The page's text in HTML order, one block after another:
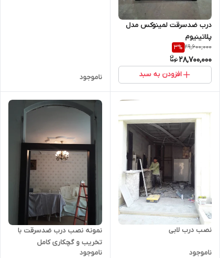
درب ضدسرقت لمینوکس مدل
پلاتینیوم
29,600,000
3%
28,700,000
افزودن به سبد ناموجود
نصب درب لابی
ناموجود
نمونه نصب درب ضدسرقت با
تخریب و گچکاری کامل
ناموجود